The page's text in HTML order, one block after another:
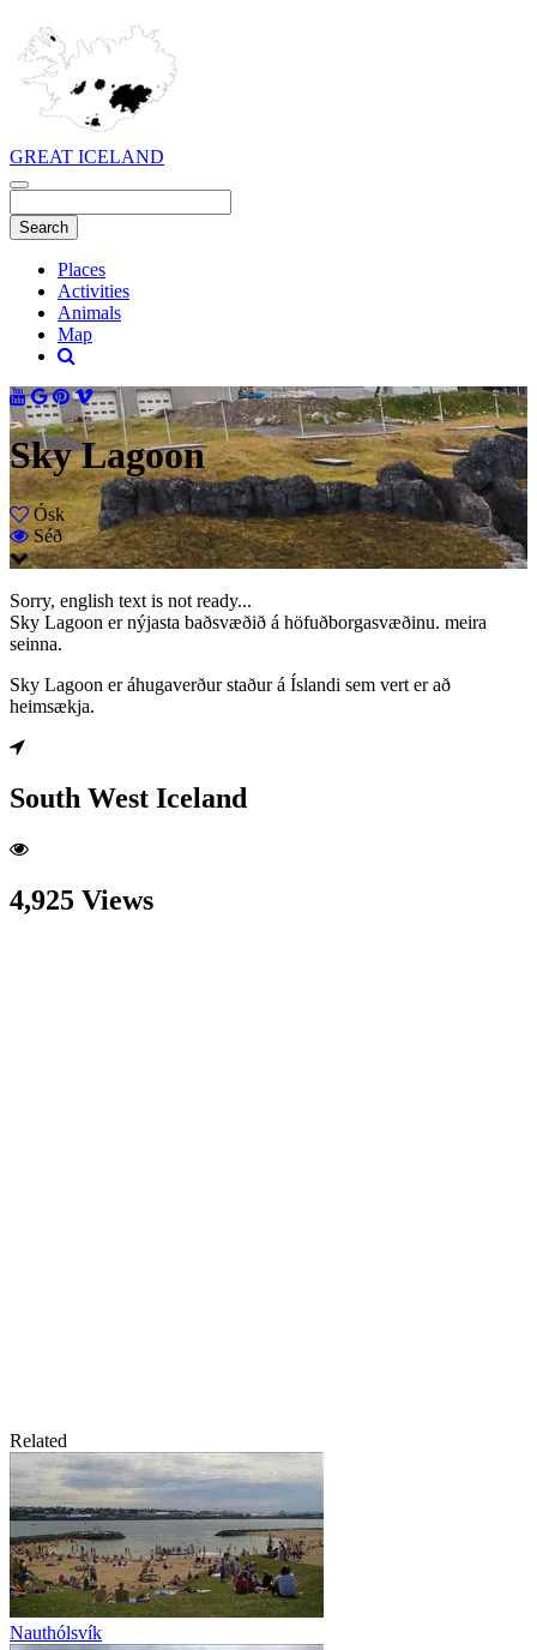
GREAT ICELAND
Places
Activities
Animals
Map
Sky Lagoon
Ósk
Séð
Sorry, english text is not ready...
Sky Lagoon er nýjasta baðsvæðið á höfuðborgasvæðinu. meira
seinna.
Sky Lagoon er áhugaverður staður á Íslandi sem vert er að
heimsækja.
South West Iceland
4,925 Views
Related
Nauthólsvík